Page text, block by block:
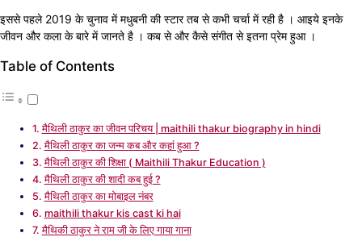
इससे पहले 2019 के चुनाव में मधुबनी की स्टार तब से कभी चर्चा में रही है । आइये इनके
जीवन और कला के बारे में जानते है । कब से और कैसे संगीत से इतना प्रेम हुआ ।
Table of Contents
मैथिली ठाकुर का जीवन परिचय | maithili thakur biography in hindi
मैथिली ठाकुर का जन्म कब और कहां हुआ ?
मैथिली ठाकुर की शिक्षा ( Maithili Thakur Education )
मैथिली ठाकुर की शादी कब हुई ?
मैथिली ठाकुर का मोबाइल नंबर
maithili thakur kis cast ki hai
मैथिकी ठाकुर ने राम जी के लिए गाया गाना